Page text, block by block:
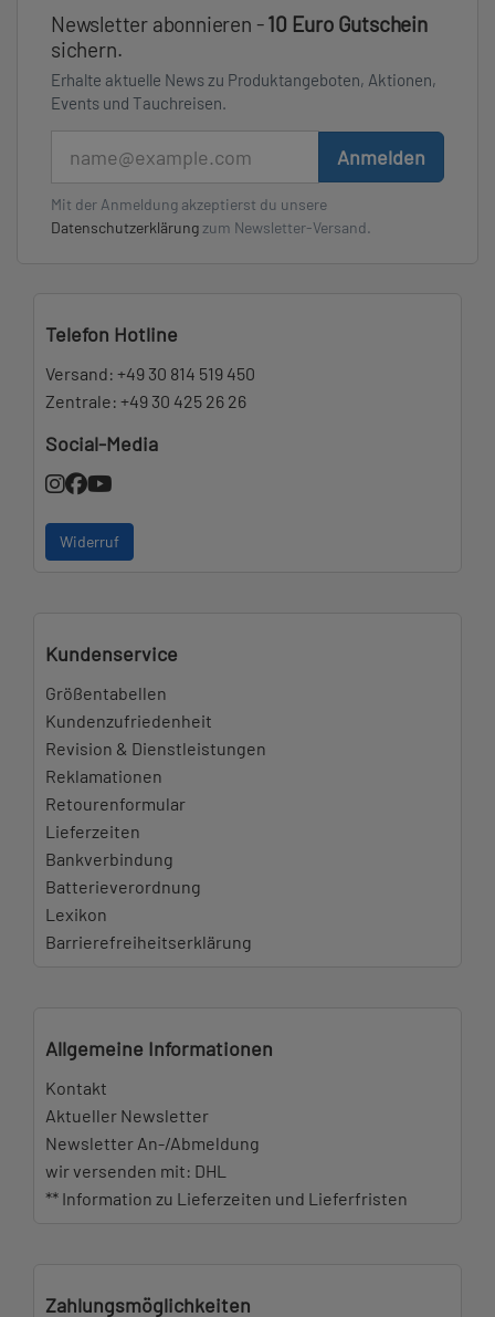
Newsletter abonnieren -10 Euro Gutschein
sichern.
Erhalte aktuelle News zu Produktangeboten, Aktionen,
Events und Tauchreisen.
Anmelden
Mit der Anmeldung akzeptierst du unsere
Datenschutzerklärung zum Newsletter-Versand.
Telefon Hotline
Versand: +49 30 814 519 450
Zentrale: +49 30 425 26 26
Social-Media
Widerruf
Kundenservice
Größentabellen
Kundenzufriedenheit
Revision & Dienstleistungen
Reklamationen
Retourenformular
Lieferzeiten
Bankverbindung
Batterieverordnung
Lexikon
Barrierefreiheitserklärung
Allgemeine Informationen
Kontakt
Aktueller Newsletter
Newsletter An-/Abmeldung
wir versenden mit: DHL
** Information zu Lieferzeiten und Lieferfristen
Zahlungsmöglichkeiten